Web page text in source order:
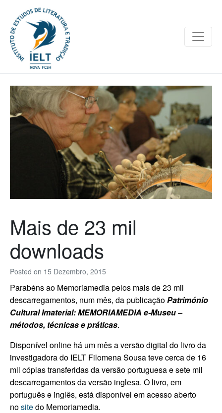
Posted on 15 Dezembro, 2015
Mais de 23 mil
downloads
Parabéns ao Memoriamedia pelos mais de 23 mil
descarregamentos, num mês, da publicaçãoPatrimónio
Cultural Imaterial: MEMORIAMEDIA e-Museu –
métodos, técnicas e práticas.
Disponível online há um mês a versão digital do livro da
investigadora do IELT Filomena Sousa teve cerca de 16
mil cópias transferidas da versão portuguesa e sete mil
descarregamentos da versão inglesa. O livro, em
português e inglês, está disponível em acesso aberto
nositedo Memoriamedia.